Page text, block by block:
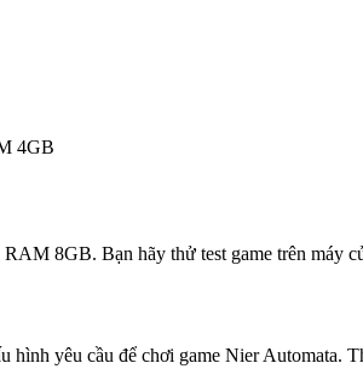
4GB
8GB. Bạn hãy thử test game trên máy
hình yêu cầu để chơi game Nier